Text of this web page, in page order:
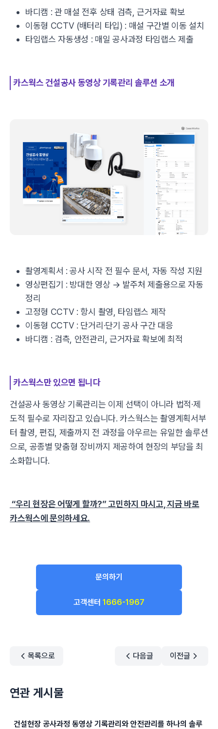
바디캠 : 관 매설 전후 상태 검측, 근거자료 확보
이동형 CCTV (배터리 타입) : 매설 구간별 이동 설치
타임랩스 자동생성 : 매일 공사과정 타임랩스 제출
카스웍스 건설공사 동영상 기록관리 솔루션 소개
촬영계획서 : 공사 시작 전 필수 문서, 자동 작성 지원
영상편집기 : 방대한 영상 → 발주처 제출용으로 자동
정리
고정형 CCTV : 항시 촬영, 타임랩스 제작
이동형 CCTV : 단거리·단기 공사 구간 대응
바디캠 : 검측, 안전관리, 근거자료 확보에 최적
카스웍스만 있으면 됩니다
건설공사 동영상 기록관리는 이제 선택이 아니라 법적·제
도적 필수로 자리잡고 있습니다. 카스웍스는 촬영계획서부
터 촬영, 편집, 제출까지 전 과정을 아우르는 유일한 솔루션
으로, 공종별 맞춤형 장비까지 제공하여 현장의 부담을 최
소화합니다.
“우리 현장은 어떻게 할까?” 고민하지 마시고, 지금 바로
카스웍스에 문의하세요.
문의하기
고객센터 1666-1967
목록으로 다음글 이전글
연관 게시물
건설현장 공사과정 동영상 기록관리와 안전관리를 하나의 솔루